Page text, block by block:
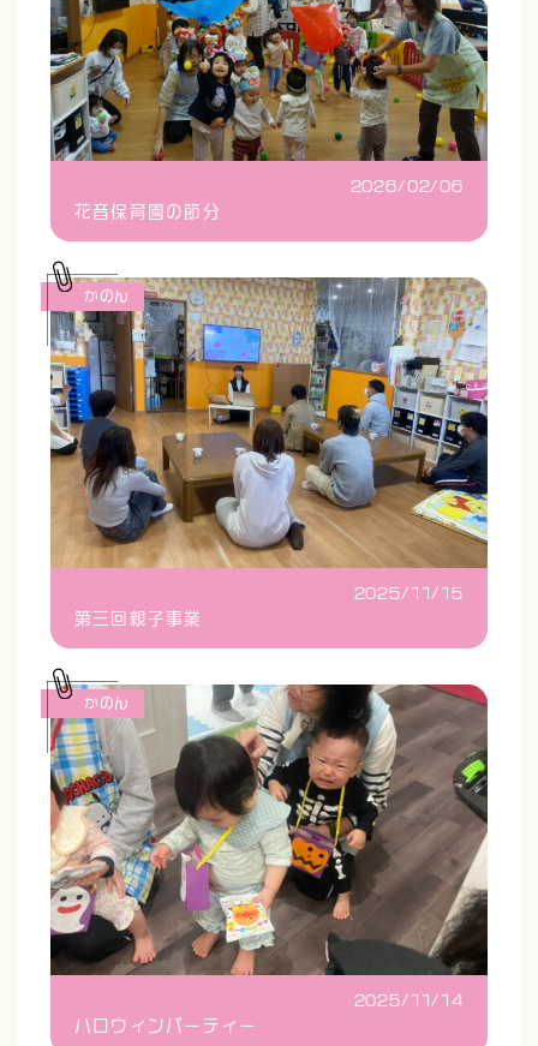
2026/02/06
花音保育園の節分
2025/11/15
第三回親子事業
かのん
2025/11/14
ハロウィンパーティー
かのん